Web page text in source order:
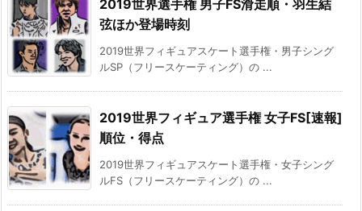
2019世界選手権 男子FS滑走順・羽生結
弦ほか登場時刻
2019世界フィギュアスケート選手権・男子シング
ルSP（フリースケーティング）の ...
2019世界フィギュア選手権 女子FS[速報]
順位・得点
2019世界フィギュアスケート選手権・女子シング
ルFS（フリースケーティング）の ...